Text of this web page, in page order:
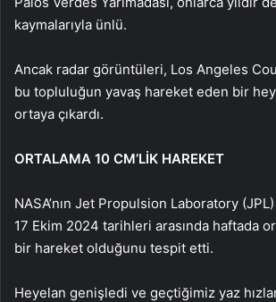
kaymalarıyla ünlü.
Ancak radar görüntüleri, Los Angeles
bu topluluğun yavaş hareket eden bir
ortaya çıkardı.
ORTALAMA 10 CM’LİK HAREKET
NASA’nın Jet Propulsion Laboratory
17 Ekim 2024 tarihleri arasında haftada
bir hareket olduğunu tespit etti.
Heyelan genişledi ve geçtiğimiz yaz